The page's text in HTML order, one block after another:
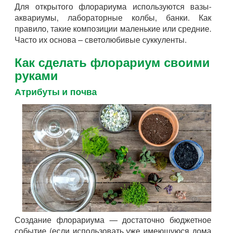
Для открытого флорариума используются вазы-
аквариумы, лабораторные колбы, банки. Как
правило, такие композиции маленькие или средние.
Часто их основа – светолюбивые суккуленты.
Как сделать флорариум своими
руками
Атрибуты и почва
Создание флорариума — достаточно бюджетное